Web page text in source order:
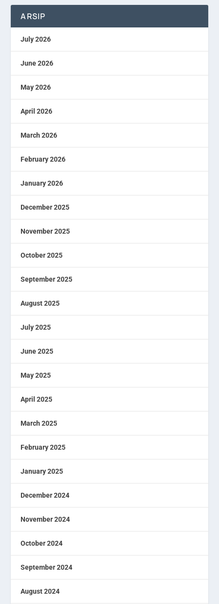
ARSIP
July 2026
June 2026
May 2026
April 2026
March 2026
February 2026
January 2026
December 2025
November 2025
October 2025
September 2025
August 2025
July 2025
June 2025
May 2025
April 2025
March 2025
February 2025
January 2025
December 2024
November 2024
October 2024
September 2024
August 2024